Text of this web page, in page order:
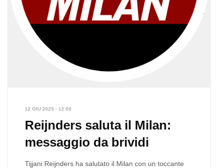
12 GIU 2025 · 12:00
Reijnders saluta il Milan:
messaggio da brividi
Tijjani Reijnders ha salutato il Milan con un toccante